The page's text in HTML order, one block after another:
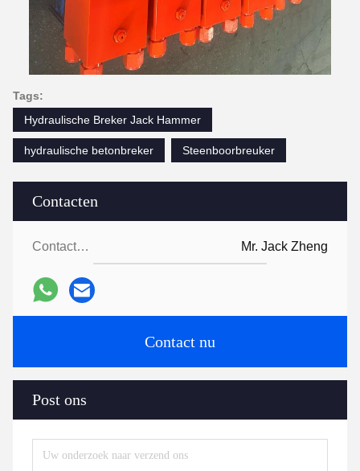
Contacten
Contacten: Mr. Jack Zheng
Contact nu
Post ons
Tags:
Hydraulische Breker Jack Hammer
hydraulische betonbreker Steenboorbreuker